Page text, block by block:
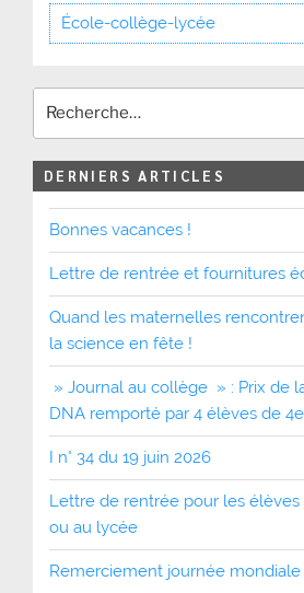
École-collège-lycée
DERNIERS ARTICLES
Bonnes vacances !
Lettre de rentrée et fournitures
Quand les maternelles
la science en fête !
» Journal au collège » : Prix de
DNA remporté par 4 élèves de
I n° 34 du 19 juin 2026
Lettre de rentrée pour les
ou au lycée
Remerciement journée